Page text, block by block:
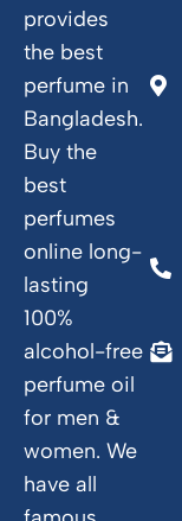
provides
the best
perfume in
Bangladesh.
Buy the
best
perfumes
online long-
lasting
100%
alcohol-free
perfume oil
for men &
women. We
have all